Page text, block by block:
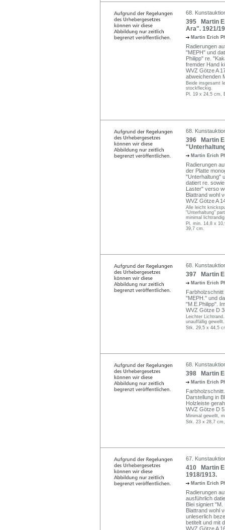
68.
395 Martin
Ara". 1921/
Martin Erich
Radierungen
"MEPH" und
Philipp" re.
fremder Hand
WVZ Götze A
abweichenden
Beide insgesamt
stockfleckig.
Pl. 19 x 24,5 cm,
68.
396 Martin
Martin Erich
Radierungen
der Platte
"Unterhaltung"
datiert re.
Laster" verso
Blattrand wohl
WVZ Götze A
Alle leicht
"Unterhaltung"
minimal
Pl. min. 14,8 x
39,7 cm.
68.
397 Martin
Martin Erich
"MEPH." und
"M.E.Philipp".
WVZ Götze D
Leichter
unauffällig
Stk. 29,5 x 44,5
68.
398 Martin
Martin Erich
Darstellung in
Holzleiste
WVZ Götze D
Minimal gewellt,
Stk. 23 x 28,7
67.
410 Martin
1918/1913.
Martin Erich
Radierungen
ausführlich
Blei signiert
Blattrand wohl
unleserlich
betitelt und mit
WVZ Götze A